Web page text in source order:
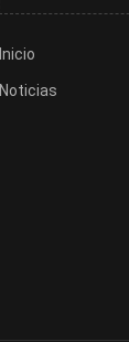
Inicio
Noticias